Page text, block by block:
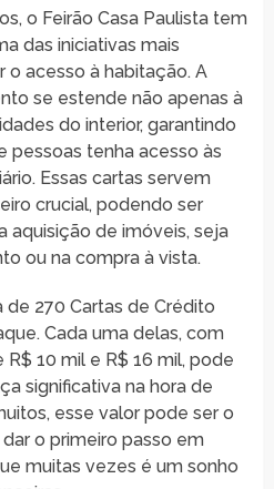
o Feirão Casa Paulista tem
das iniciativas mais
acesso à habitação. A
se estende não apenas à
do interior, garantindo
pessoas tenha acesso às
Essas cartas servem
crucial, podendo ser
aquisição de imóveis, seja
ou na compra à vista.
270 Cartas de Crédito
Cada uma delas, com
10 mil e R$ 16 mil, pode
significativa na hora de
esse valor pode ser o
o primeiro passo em
muitas vezes é um sonho